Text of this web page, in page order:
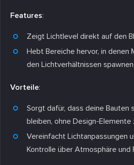
Features:
Zeigt Lichtlevel direkt auf den
Hebt Bereiche hervor, in denen
den Lichtverhältnissen
Vorteile:
Sorgt dafür, dass deine Bauten
bleiben, ohne Design-Elemente
Vereinfacht Lichtanpassungen
Kontrolle über Atmosphäre und